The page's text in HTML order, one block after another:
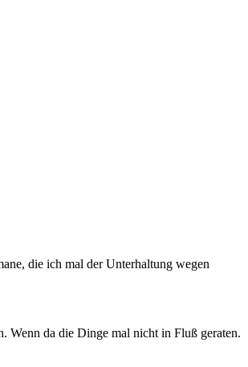
die ich mal der Unterhaltung wegen
Wenn da die Dinge mal nicht in Fluß geraten.